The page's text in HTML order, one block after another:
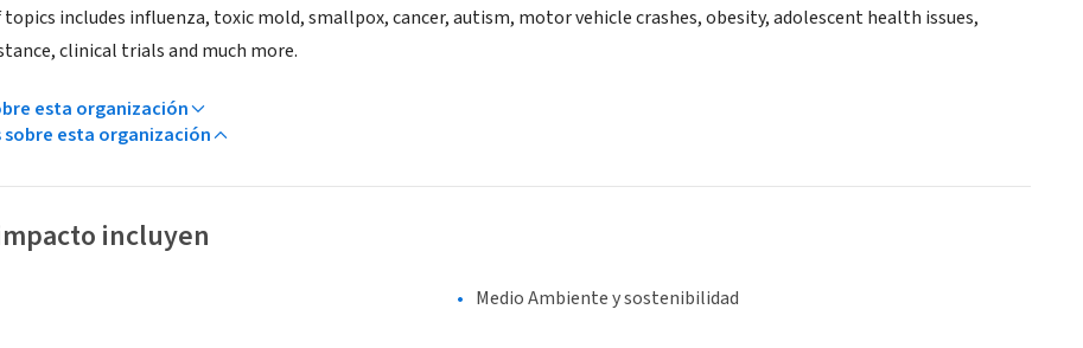
topics includes influenza, toxic mold, smallpox, cancer, autism, motor vehicle crashes, obesity, adolescent health issues,
clinical trials and much more.
esta organización
sobre esta organización
incluyen
Medio Ambiente y sostenibilidad